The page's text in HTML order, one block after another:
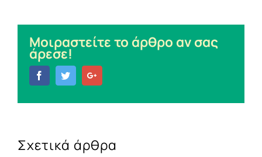
Μοιραστείτε το άρθρο αν σας
άρεσε!
FacebookTwitter
Σχετικά άρθρα